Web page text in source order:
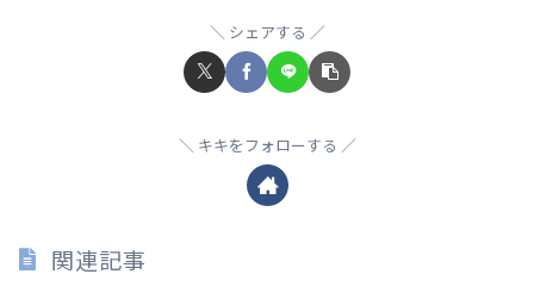
シェアする
キキをフォローする
関連記事